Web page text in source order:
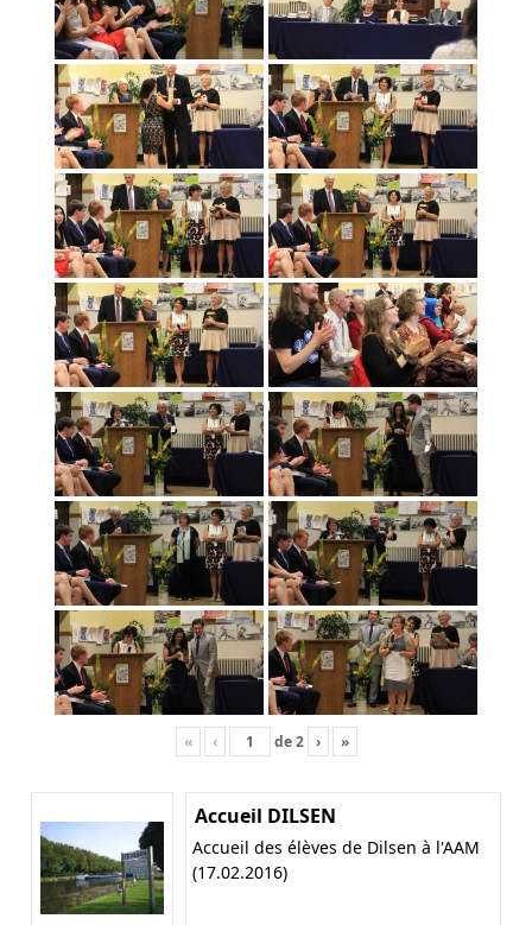
« ‹ de2 › »
Accueil DILSEN
Accueil des élèves de Dilsen à l'AAM
(17.02.2016)